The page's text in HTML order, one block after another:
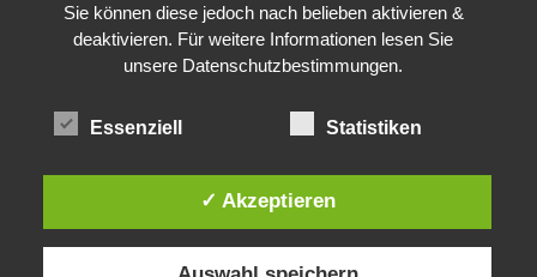
Sie können diese jedoch nach belieben aktivieren &
deaktivieren. Für weitere Informationen lesen Sie
unsere Datenschutzbestimmungen.
Essenziell Statistiken
✓ Akzeptieren